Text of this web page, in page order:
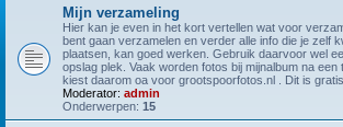
Mijn verzameling
Hier kan je even in het kort vertellen wat voor
bent gaan verzamelen en verder alle info die je zelf
plaatsen, kan goed werken. Gebruik daarvoor wel
opslag plek. Vaak worden fotos bij mijnalbum na
kiest daarom oa voor grootspoorfotos.nl . Dit is
Moderator: admin
Onderwerpen: 15